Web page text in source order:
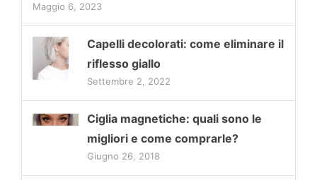
Maggio 6, 2023
Capelli decolorati: come eliminare il
riflesso giallo
Settembre 2, 2022
Ciglia magnetiche: quali sono le
migliori e come comprarle?
Giugno 26, 2018